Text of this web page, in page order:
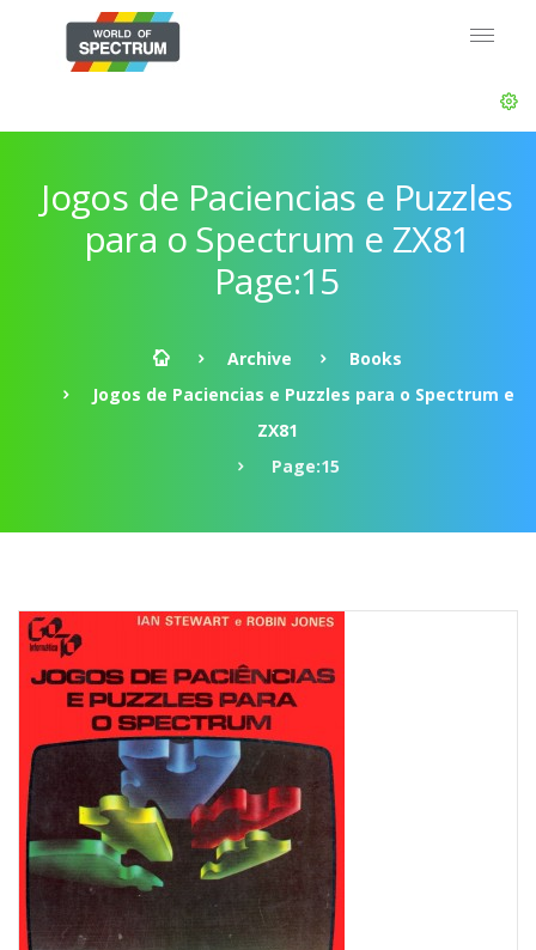
Jogos de Paciencias e Puzzles
para o Spectrum e ZX81
Page:15
Archive
Books
Jogos de Paciencias e Puzzles para o Spectrum e
ZX81
Page:15